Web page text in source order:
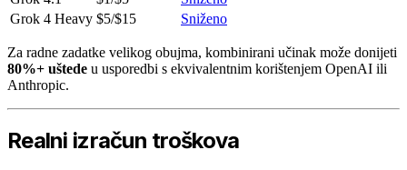
Grok 4 Heavy $5/$15 Sniženo
Za radne zadatke velikog obujma, kombinirani učinak može donijeti
80%+ uštede u usporedbi s ekvivalentnim korištenjem OpenAI ili
Anthropic.
Realni izračun troškova